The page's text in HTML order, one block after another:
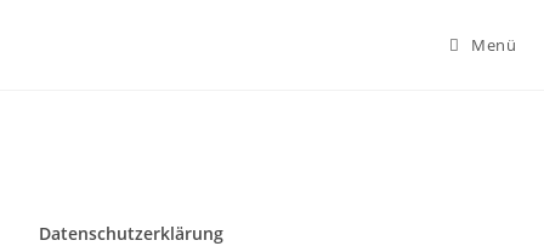
Menü
Datenschutzerklärung